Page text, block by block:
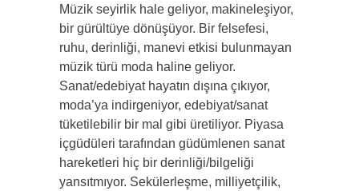
Müzik seyirlik hale geliyor, makineleşiyor,
bir gürültüye dönüşüyor. Bir fel­sefesi,
ruhu, derinliği, manevi etkisi bulunmayan
müzik türü moda haline geliyor.
Sanat/edebiyat hayatın dışına çıkıyor,
moda’ya indirgeniyor, edebiyat/sanat
tüketilebilir bir mal gibi üretiliyor. Piyasa
içgüdüleri tarafından güdümlenen sa­nat
hareketleri hiç bir derinliği/bilgeliği
yansıtmıyor. Sekülerleşme, milliyetçilik,